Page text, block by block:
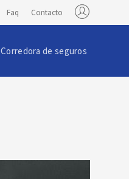
Faq Contacto
Corredora de seguros